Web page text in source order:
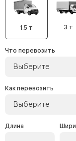
1.5 т 3 т
Что перевозить
Выберите
Как перевозить
Выберите
Длина